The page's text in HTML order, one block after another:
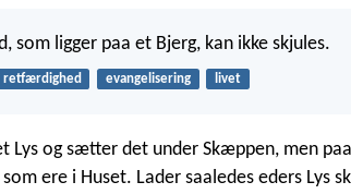
som ligger paa et Bjerg, kan ikke skjules.
retfærdighed evangelisering livet
Lys og sætter det under Skæppen, men paa
ere i Huset. Lader saaledes eders Lys